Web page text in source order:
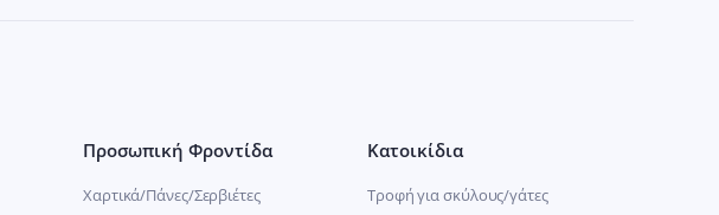
Προσωπική Φροντίδα
Χαρτικά/Πάνες/Σερβιέτες
Κατοικίδια
Τροφή για σκύλους/γάτες